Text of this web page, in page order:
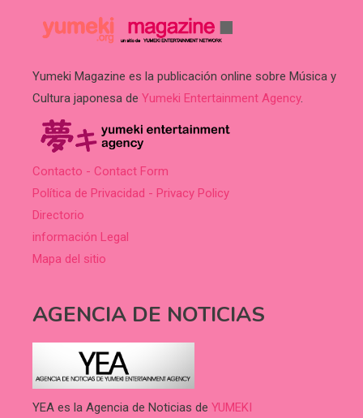
Yumeki Magazine es la publicación online sobre Música y
Cultura japonesa de Yumeki Entertainment Agency.
Contacto - Contact Form
Política de Privacidad - Privacy Policy
Directorio
información Legal
Mapa del sitio
AGENCIA DE NOTICIAS
YEA es la Agencia de Noticias de YUMEKI